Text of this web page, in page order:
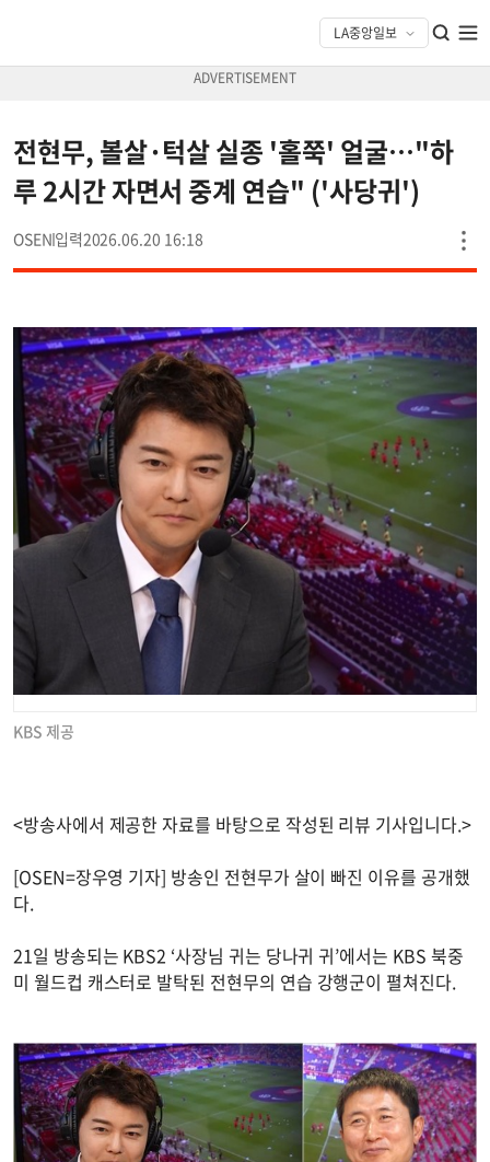
전현무, 볼살·턱살 실종 '홀쭉' 얼굴…"하
루 2시간 자면서 중계 연습" ('사당귀')
OSEN 2026.06.20 16:18
KBS 제공
<방송사에서 제공한 자료를 바탕으로 작성된 리뷰 기사입니다.>
[OSEN=장우영 기자] 방송인 전현무가 살이 빠진 이유를 공개했
다.
21일 방송되는 KBS2 ‘사장님 귀는 당나귀 귀’에서는 KBS 북중
미 월드컵 캐스터로 발탁된 전현무의 연습 강행군이 펼쳐진다.